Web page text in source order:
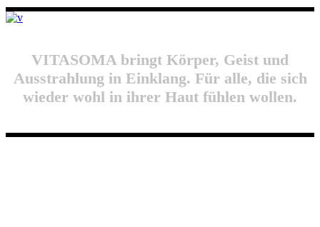
VITASOMA bringt Körper, Geist und
Ausstrahlung in Einklang. Für alle, die sich
wieder wohl in ihrer Haut fühlen wollen.